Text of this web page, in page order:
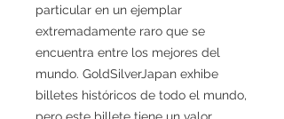
particular en un ejemplar
extremadamente raro que se
encuentra entre los mejores del
mundo. GoldSilverJapan exhibe
billetes históricos de todo el mundo,
pero este billete tiene un valor